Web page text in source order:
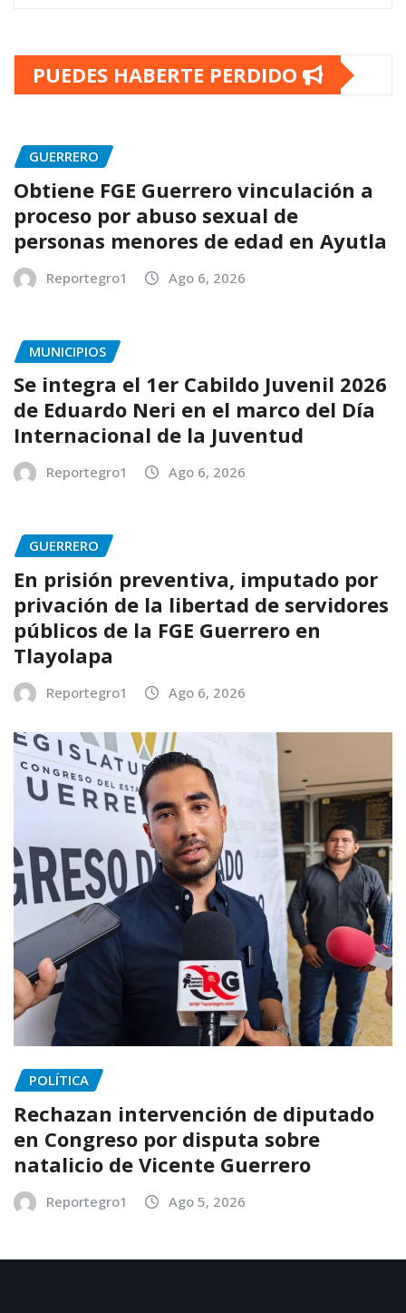
PUEDES HABERTE PERDIDO
GUERRERO
Obtiene FGE Guerrero vinculación a
proceso por abuso sexual de
personas menores de edad en Ayutla
Reportegro1 Ago 6, 2026
MUNICIPIOS
Se integra el 1er Cabildo Juvenil 2026
de Eduardo Neri en el marco del Día
Internacional de la Juventud
Reportegro1 Ago 6, 2026
GUERRERO
En prisión preventiva, imputado por
privación de la libertad de servidores
públicos de la FGE Guerrero en
Tlayolapa
Reportegro1 Ago 6, 2026
POLÍTICA
Rechazan intervención de diputado
en Congreso por disputa sobre
natalicio de Vicente Guerrero
Reportegro1 Ago 5, 2026